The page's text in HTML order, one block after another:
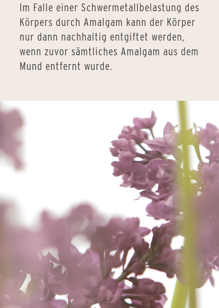
Im Falle einer Schwermetallbelastung des
Körpers durch Amalgam kann der Körper
nur dann nachhaltig entgiftet werden,
wenn zuvor sämtliches Amalgam aus dem
Mund entfernt wurde.